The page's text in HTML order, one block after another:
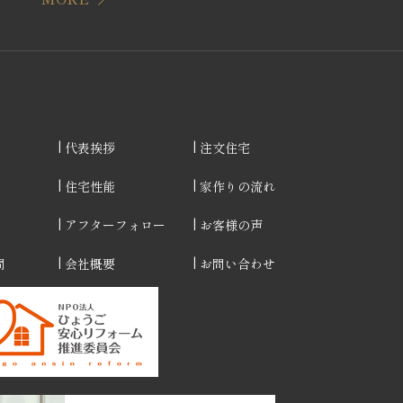
代表挨拶 注文住宅
住宅性能 家作りの流れ
アフターフォロー お客様の声
会社概要 お問い合わせ